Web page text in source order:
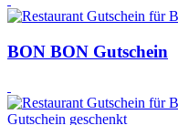
BON BON Gutschein